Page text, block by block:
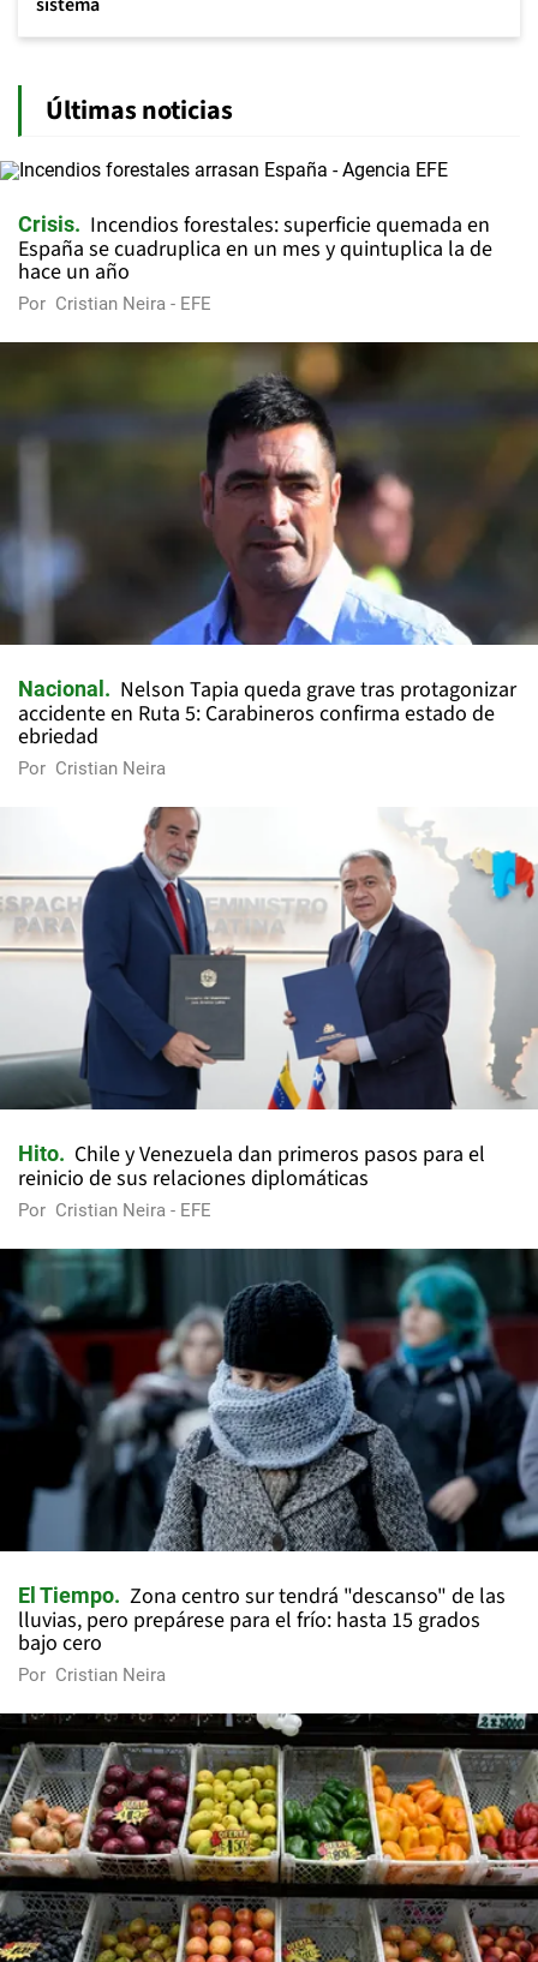
Últimas noticias
Crisis
Incendios forestales: superficie quemada en
España se cuadruplica en un mes y quintuplica la de
hace un año
Por Cristian Neira - EFE
Nacional
Nelson Tapia queda grave tras protagonizar
accidente en Ruta 5: Carabineros confirma estado de
ebriedad
Por Cristian Neira
Hito
Chile y Venezuela dan primeros pasos para el
reinicio de sus relaciones diplomáticas
Por Cristian Neira - EFE
El Tiempo
Zona centro sur tendrá "descanso" de las
lluvias, pero prepárese para el frío: hasta 15 grados
bajo cero
Por Cristian Neira